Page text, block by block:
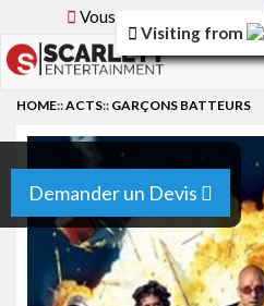
Vous parcourez la version
Demander un Devis
HOME::ACTS:: GARÇONS BATTEURS
Visiting from